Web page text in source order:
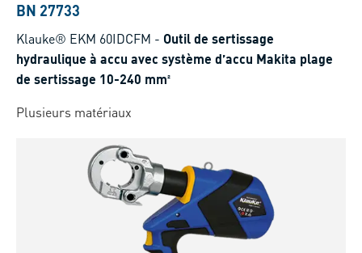
BN 27733
Klauke® EKM 60IDCFM - Outil de sertissage
hydraulique à accu avec système d’accu Makita plage
de sertissage 10-240 mm²
Plusieurs matériaux